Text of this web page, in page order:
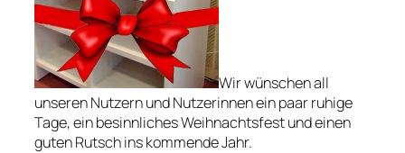
Wir wünschen all
unseren Nutzern und Nutzerinnen ein paar ruhige
Tage, ein besinnliches Weihnachtsfest und einen
guten Rutsch ins kommende Jahr.